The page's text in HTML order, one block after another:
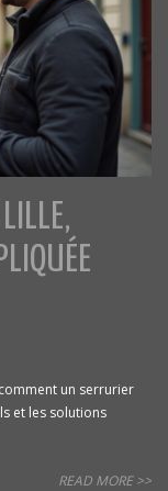
un serrurier
et les solutions
READ MORE >>